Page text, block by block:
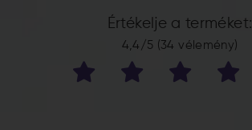
Értékelje a terméket:
4,4/5 (34 vélemény)